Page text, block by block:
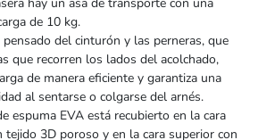
de 10 kg.
pensado del cinturón y las perneras, que
que recorren los lados del acolchado,
de manera eficiente y garantiza una
al sentarse o colgarse del arnés.
espuma EVA está recubierto en la cara
tejido 3D poroso y en la cara superior con